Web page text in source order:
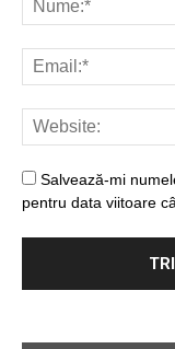
Salvează-mi
pentru data viitoare